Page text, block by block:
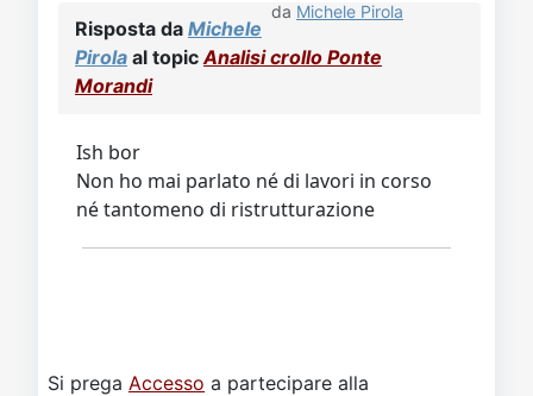
da Michele Pirola
Risposta da Michele
Pirola al topic Analisi crollo Ponte
Morandi
Ish bor
Non ho mai parlato né di lavori in corso
né tantomeno di ristrutturazione
Si prega Accesso a partecipare alla